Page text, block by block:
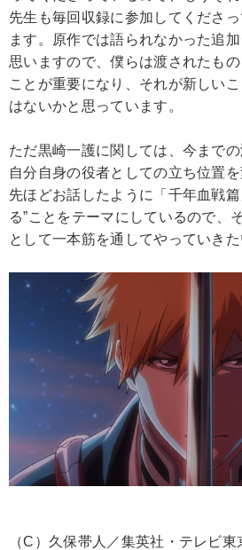
先生も毎回収録に参加してくださ
ます。原作では語られなかった追
思いますので、僕らは渡されたも
ことが重要になり、それが新しい
はないかと思っています。
ただ黒崎一護に関しては、今までの
自分自身の役者としての立ち位置
先ほどお話したように「千年血戦
る”ことをテーマにしているので、
として一本筋を通してやっていきた
（C）久保帯人／集英社・テレビ